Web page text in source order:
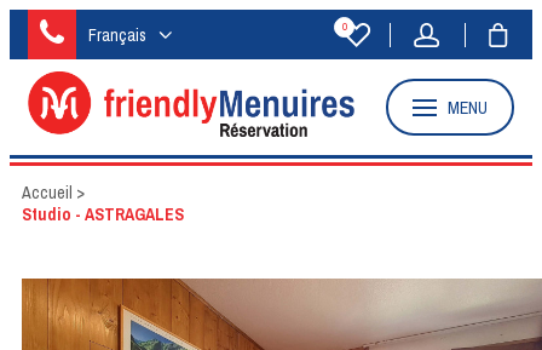
Français 0
MENU
Accueil >
Studio - ASTRAGALES